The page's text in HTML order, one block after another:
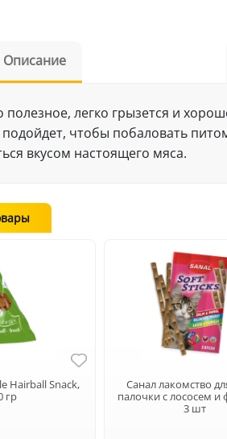
Описание
полезное, легко грызется и
чтобы побаловать
вкусом настоящего мяса.
Hairball Snack,
гр
Санал лакомство
палочки с лососем
3 шт